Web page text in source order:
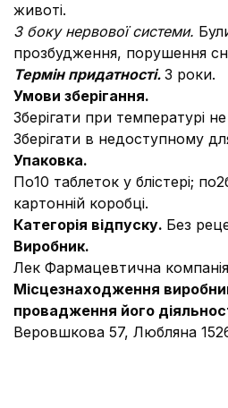
животі.
З боку нервової системи.
прозбудження, порушення
Термін придатності. 3 роки.
Умови зберігання.
Зберігати при температурі
Зберігати в недоступному
Упаковка.
По10 таблеток у блістері;
картонній коробці.
Категорія відпуску. Без
Виробник.
Лек Фармацевтична
Місцезнаходження
провадження його
Веровшкова 57, Любляна